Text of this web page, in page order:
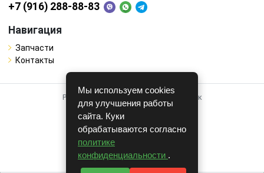
+7 (916) 288-88-83
Навигация
Запчасти
Контакты
Работает на системе для авторазборок
CARRO.БИЗНЕС
Полная версия
© COPYRIGHT 2026 г.
v1.1.24
Мы используем cookies
для улучшения работы
сайта. Куки
обрабатываются согласно
политике
конфиденциальности .